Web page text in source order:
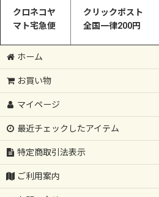
クロネコヤ
マト宅急便
クリックポスト
全国一律200円
ホーム
お買い物
マイページ
最近チェックしたアイテム
特定商取引法表示
ご利用案内